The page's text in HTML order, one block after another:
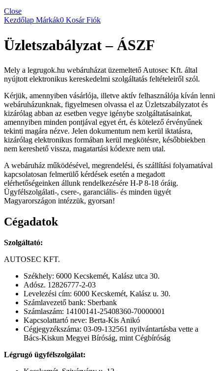
Close
Kezdőlap Márkák0 KosárFiók
Üzletszabályzat – ÁSZF
Mely a legrugok.hu webáruházat üzemeltető Autosec Kft. által
nyújtott elektronikus kereskedelmi szolgáltatás feltételeiről szól.
Kérjük, amennyiben vásárlója, illetve aktív felhasználója kíván lenni
webáruházunknak, figyelmesen olvassa el az Üzletszabályzatot és
kizárólag abban az esetben vegye igénybe szolgáltatásainkat,
amennyiben minden pontjával egyet ért, és kötelező érvényűnek
tekinti magára nézve. Jelen dokumentum nem kerül iktatásra,
kizárólag elektronikus formában kerül megkötésre, későbbiekben
nem kereshető vissza, magatartási kódexre nem utal.
A webáruház működésével, megrendelési, és szállítási folyamatával
kapcsolatosan felmerülő kérdések esetén a megadott
elérhetőségeinken állunk rendelkezésére H-P 8-18 óráig.
Ügyfélszolgálati-, csere-, garanciális- és minden ügyét
Magyarországon intézzük, gyorsan!
Cégadatok
Szolgáltató:
AUTOSEC KFT.
Székhely: 6000 Kecskemét, Kalász utca 30.
Adósz. 12826777-2-03
Levelezési cím: 6000 Kecskemét, Kalász u. 30.
Számlavezető bank: Sberbank
Számlaszám: 14100141-25408360-70000001
Kapcsolattartó neve: Berta-Kis Anikó
Cégjegyzékszáma: 03-09-132561 nyilvántartásba vette a
Bács-Kiskun Megyei Bíróság, mint Cégbíróság
Légrugó ügyfélszolgálat: